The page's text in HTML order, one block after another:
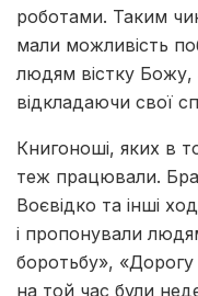
роботами. Таким
мали можливість
людям вістку Божу,
відкладаючи свої
Книгоноші, яких в
теж працювали.
Воєвідко та інші
і пропонували
боротьбу»,
на той час були